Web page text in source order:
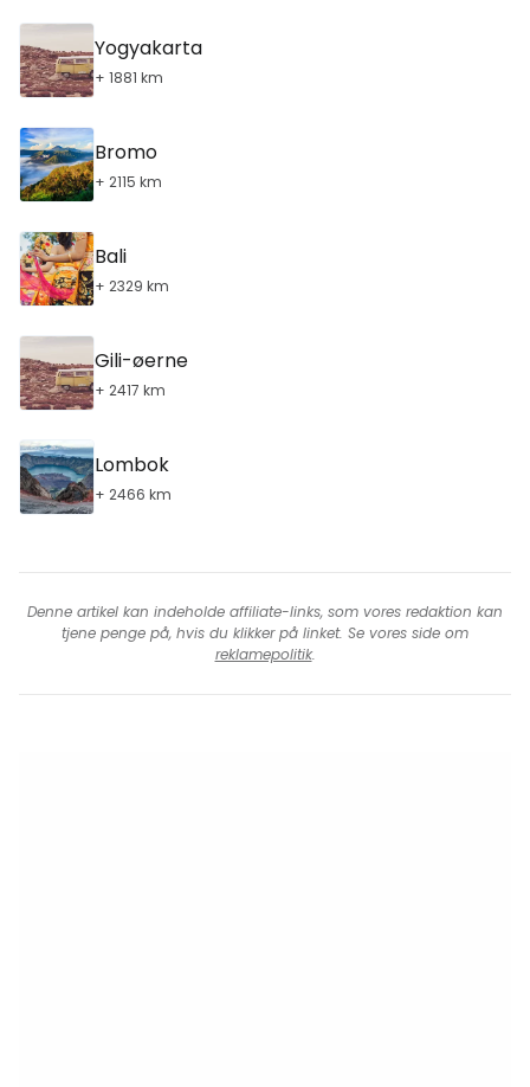
Yogyakarta
+ 1881 km
Bromo
+ 2115 km
Bali
+ 2329 km
Gili-øerne
+ 2417 km
Lombok
+ 2466 km
Denne artikel kan indeholde affiliate-links, som vores redaktion kan
tjene penge på, hvis du klikker på linket. Se vores side om
reklamepolitik.